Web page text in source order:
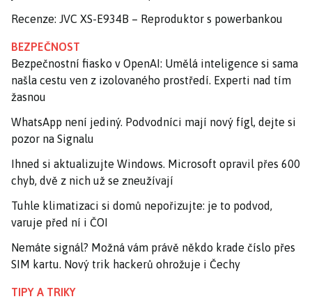
Recenze: JVC XS-E934B – Reproduktor s powerbankou
BEZPEČNOST
Bezpečnostní fiasko v OpenAI: Umělá inteligence si sama
našla cestu ven z izolovaného prostředí. Experti nad tím
žasnou
WhatsApp není jediný. Podvodníci mají nový fígl, dejte si
pozor na Signalu
Ihned si aktualizujte Windows. Microsoft opravil přes 600
chyb, dvě z nich už se zneužívají
Tuhle klimatizaci si domů nepořizujte: je to podvod,
varuje před ní i ČOI
Nemáte signál? Možná vám právě někdo krade číslo přes
SIM kartu. Nový trik hackerů ohrožuje i Čechy
TIPY A TRIKY